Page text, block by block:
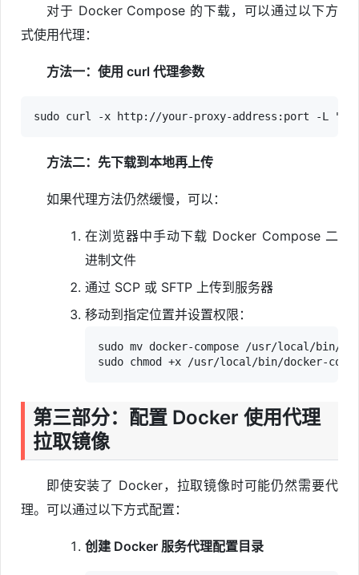
对于 Docker Compose 的下载，可以通过以下方
式使用代理：
方法一：使用 curl 代理参数
方法二：先下载到本地再上传
如果代理方法仍然缓慢，可以：
在浏览器中手动下载 Docker Compose 二
进制文件
通过 SCP 或 SFTP 上传到服务器
移动到指定位置并设置权限：
sudo mv docker-compose /usr/local/bin/
第三部分：配置 Docker 使用代理
拉取镜像
即使安装了 Docker，拉取镜像时可能仍然需要代
理。可以通过以下方式配置：
创建 Docker 服务代理配置目录